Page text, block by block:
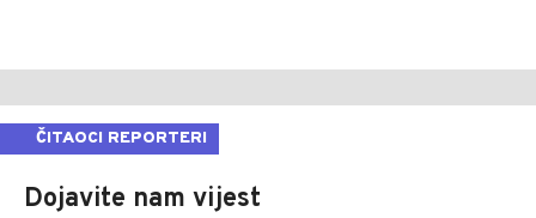
ČITAOCI REPORTERI
Dojavite nam vijest